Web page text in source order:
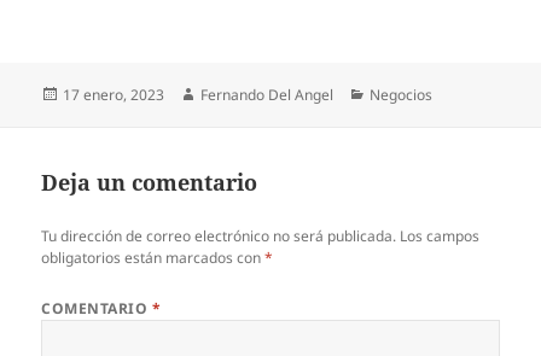
Publicado
17 enero, 2023 Autor
Fernando Del Angel Categorías
Negocios
Deja un comentario
Tu dirección de correo electrónico no será publicada. Los campos
obligatorios están marcados con*
COMENTARIO *